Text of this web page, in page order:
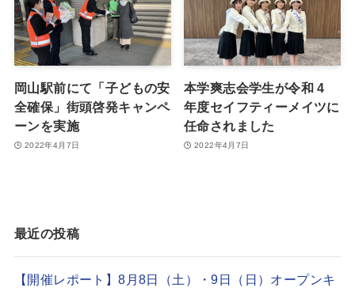
岡山駅前にて「子どもの安
全確保」街頭啓発キャンペ
ーンを実施
2022年4月7日
本学爽志会学生が令和 4
年度セイフティーメイツに
任命されました
2022年4月7日
最近の投稿
【開催レポート】8月8日（土）・9日（日）オープンキ